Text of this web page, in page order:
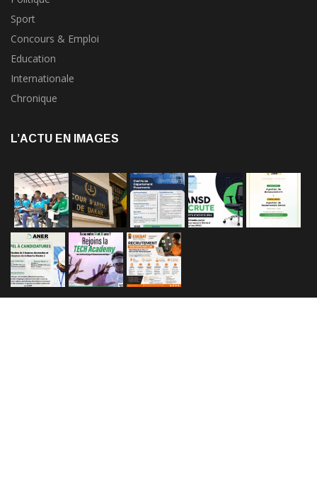
Sport
Concours & Emploi
Education
Internationale
Chronique
L’ACTU EN IMAGES